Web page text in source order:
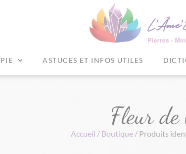
ASTUCES ET INFOS UTILES
Fleur de
Accueil / Boutique / Produits